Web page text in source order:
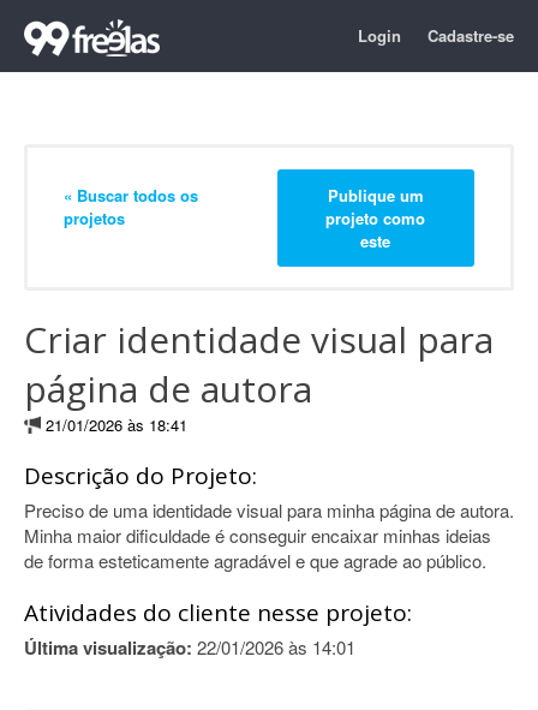
Login Cadastre-se
« Buscar todos os
projetos
Publique um
projeto como
este
Criar identidade visual para
página de autora
21/01/2026 às 18:41
Descrição do Projeto:
Preciso de uma identidade visual para minha página de autora.
Minha maior dificuldade é conseguir encaixar minhas ideias
de forma esteticamente agradável e que agrade ao público.
Atividades do cliente nesse projeto:
Última visualização: 22/01/2026 às 14:01